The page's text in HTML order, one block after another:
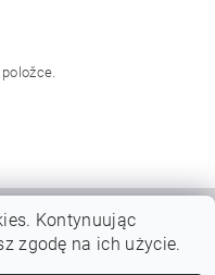
| DOPRAVY A PLATBY |
údajů
Kontynuując
zgodę na ich użycie.